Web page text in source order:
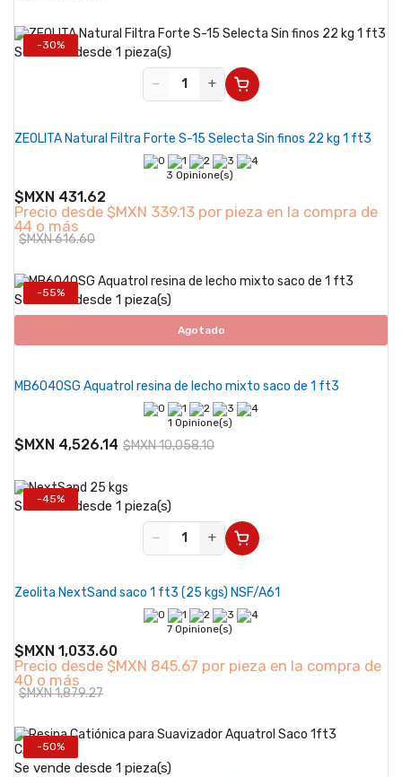
-30%
Se vende desde 1 pieza(s)
−
+
ZEOLITA Natural Filtra Forte S-15 Selecta Sin finos 22 kg 1 ft3
3 Opinione(s)
$MXN 431.62
Precio desde $MXN 339.13 por pieza en la compra de
44 o más
$MXN 616.60
-55%
Se vende desde 1 pieza(s)
Agotado
MB6040SG Aquatrol resina de lecho mixto saco de 1 ft3
1 Opinione(s)
$MXN 4,526.14 $MXN 10,058.10
-45%
Se vende desde 1 pieza(s)
−
+
Zeolita NextSand saco 1 ft3 (25 kgs) NSF/A61
7 Opinione(s)
$MXN 1,033.60
Precio desde $MXN 845.67 por pieza en la compra de
40 o más
$MXN 1,879.27
-50%
Se vende desde 1 pieza(s)